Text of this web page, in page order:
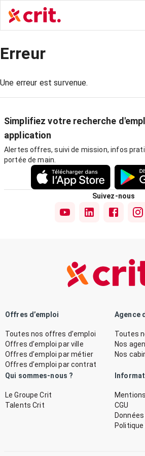
Erreur
Une erreur est survenue.
Simplifiez votre recherche
application
Alertes offres, suivi de mission, infos
portée de main.
Suivez-nous
Offres d’emploi
Toutes nos offres d’emploi
Offres d’emploi par ville
Offres d’emploi par métier
Offres d’emploi par contrat
Agence
Toutes
Nos
Nos
Qui sommes-nous ?
Le Groupe Crit
Talents Crit
CGU